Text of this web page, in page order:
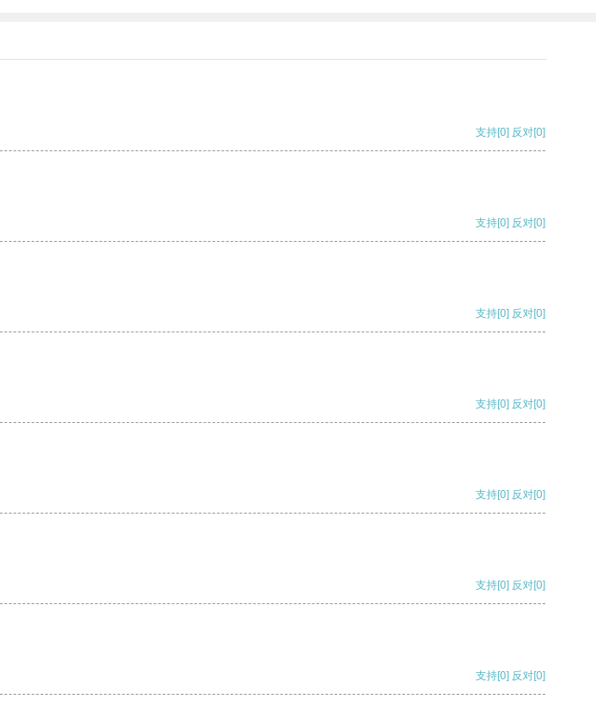
支持[0] 反对[0]
支持[0] 反对[0]
支持[0] 反对[0]
支持[0] 反对[0]
支持[0] 反对[0]
支持[0] 反对[0]
支持[0] 反对[0]